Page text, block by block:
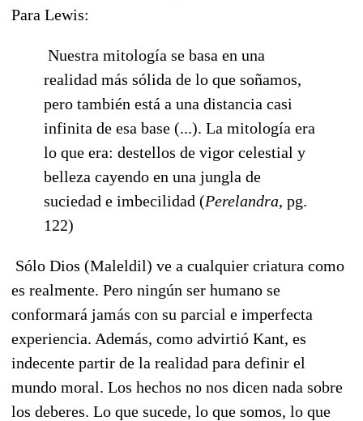
Para Lewis:
Nuestra mitología se basa en una
realidad más sólida de lo que soñamos,
pero también está a una distancia casi
infinita de esa base (...). La mitología era
lo que era: destellos de vigor celestial y
belleza cayendo en una jungla de
suciedad e imbecilidad (Perelandra, pg.
122)
Sólo Dios (Maleldil) ve a cualquier criatura como
es realmente. Pero ningún ser humano se
conformará jamás con su parcial e imperfecta
experiencia. Además, como advirtió Kant, es
indecente partir de la realidad para definir el
mundo moral. Los hechos no nos dicen nada sobre
los deberes. Lo que sucede, lo que somos, lo que